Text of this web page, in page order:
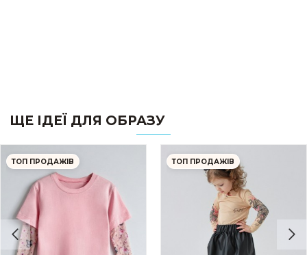
ЩЕ ІДЕЇ ДЛЯ ОБРАЗУ
ТОП ПРОДАЖІВ ТОП ПРОДАЖІВ